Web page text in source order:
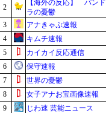
2
【海外の反応】 パンド
ラの憂鬱
3
アナきゃぷ速報
4
キムチ速報
5
カイカイ反応通信
6
保守速報
7
世界の憂鬱
8
女子アナお宝画像速報
9
じわ速 芸能ニュース